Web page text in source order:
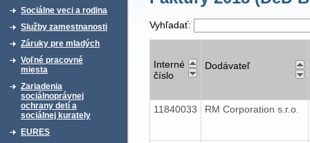
Sociálne veci a rodina
Služby zamestnanosti
Záruky pre mladých
Voľné pracovné
miesta
Zariadenia
sociálnoprávnej
ochrany detí a
sociálnej kurately
EURES
Vyhľadať:
Interné
číslo
Dodávateľ
11840033 RM Corporation s.r.o.